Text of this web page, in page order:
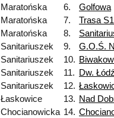
Maratońska
6. Golfowa
Maratońska
7. Trasa
Maratońska
8.
Sanitariuszek
9. G.O.Ś.
Sanitariuszek
10.
Sanitariuszek
11.
Dw.
Sanitariuszek
12.
Łaskowice
13. Nad
Chocianowicka 14.